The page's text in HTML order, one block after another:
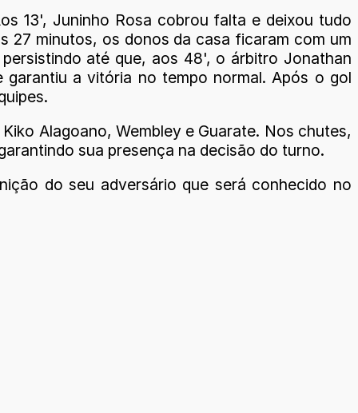
13', Juninho Rosa cobrou falta e deixou tudo
27 minutos, os donos da casa ficaram com um
até que, aos 48', o árbitro Jonathan
a vitória no tempo normal. Após o gol
Alagoano, Wembley e Guarate. Nos chutes,
sua presença na decisão do turno.
do seu adversário que será conhecido no